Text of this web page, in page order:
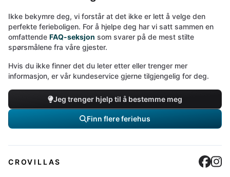
Ikke bekymre deg, vi forstår at det ikke er lett å velge den
perfekte ferieboligen. For å hjelpe deg har vi satt sammen en
omfattende FAQ-seksjon som svarer på de mest stilte
spørsmålene fra våre gjester.
Hvis du ikke finner det du leter etter eller trenger mer
informasjon, er vår kundeservice gjerne tilgjengelig for deg.
Jeg trenger hjelp til å bestemme meg
Finn flere feriehus
CROVILLAS